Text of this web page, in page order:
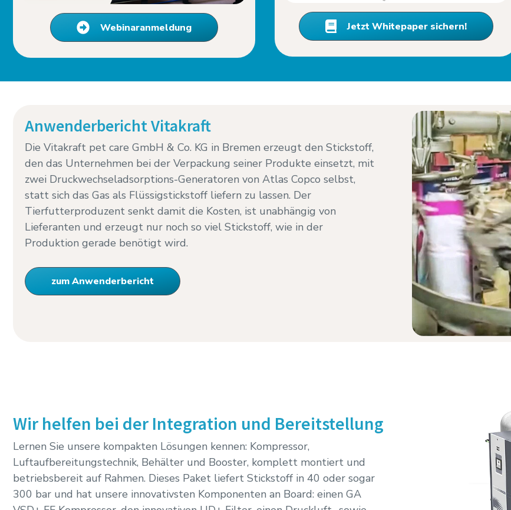
Webinaranmeldung Jetzt Whitepaper sichern!
Anwenderbericht Vitakraft
Die Vitakraft pet care GmbH & Co. KG in Bremen erzeugt den Stickstoff,
den das Unternehmen bei der Verpackung seiner Produkte einsetzt, mit
zwei Druckwechseladsorptions-Generatoren von Atlas Copco selbst,
statt sich das Gas als Flüssigstickstoff liefern zu lassen. Der
Tierfutterproduzent senkt damit die Kosten, ist unabhängig von
Lieferanten und erzeugt nur noch so viel Stickstoff, wie in der
Produktion gerade benötigt wird.
zum Anwenderbericht
Wir helfen bei der Integration und Bereitstellung
Lernen Sie unsere kompakten Lösungen kennen: Kompressor,
Luftaufbereitungstechnik, Behälter und Booster, komplett montiert und
betriebsbereit auf Rahmen. Dieses Paket liefert Stickstoff in 40 oder sogar
300 bar und hat unsere innovativsten Komponenten an Board: einen GA